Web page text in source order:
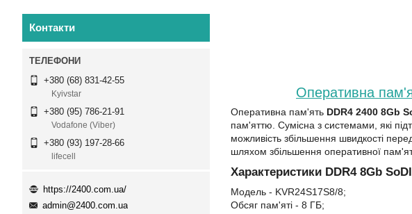
Оперативна
Оперативна пам'ять DDR4 2400 8Gb
пам'яттю. Сумісна з системами, які
можливість збільшення швидкості
шляхом збільшення оперативної
Характеристики DDR4 8Gb
Модель - KVR24S17S8/8;
Обсяг пам'яті - 8 ГБ;
Контакти
+380 (68) 831-42-55
Kyivstar
+380 (95) 786-21-91
Vodafone (Viber)
+380 (93) 197-28-66
lifecell
https://2400.com.ua/
admin@2400.com.ua